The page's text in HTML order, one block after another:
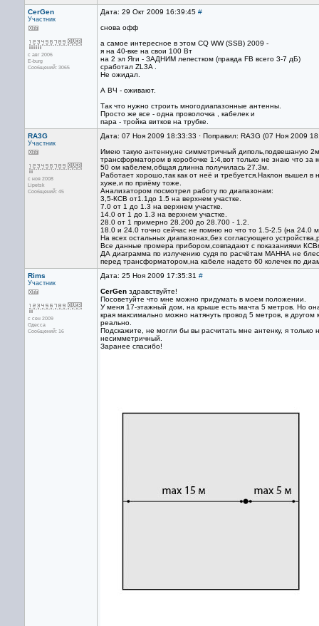
CerGen
Участник
с авг 2006
E-burg
Сообщений: 3065
Дата: 29 Окт 2009 16:39:45 #
снова офф
а самое интересное в этом CQ WW (SSB) 2009 -
я на 40-вке на свои 100 Вт
на 2 эл Яги - ЗАДНИМ лепестком (правда FB всего 3-7 дБ)
сработал ZL3A .
Не ожидал.
А ВЧ - оживают.
Так что нужно строить многодиапазонные антенны.
Просто же все - одна проволочка , кабелек и
пара - тройка витков на трубке.
RA3G
Участник
с ноя 2008
Lipetsk
Сообщений: 45
Дата: 07 Ноя 2009 18:33:33 · Поправил: RA3G (07 Ноя 2009
Имею такую антенну,не симметричный диполь,подвешаную
трансформатором в коробочке 1:4,вот только не знаю что
50 ом кабелем,общая длинна получилась 27.3м.
Работает хорошо,так как от неё и требуется.Наклон вышел
хуже,и по приёму тоже.
Анализатором посмотрел работу по диапазонам:
3,5-КСВ от1.1до 1.5 на верхнем участке.
7.0 от 1 до 1.3 на верхнем участке.
14.0 от 1 до 1.3 на верхнем участке.
28.0 от 1 примерно 28.200 до 28.700 - 1.2.
18.0 и 24.0 точно сейчас не помню но что то 1.5-2.5 (на 24.0
На всех остальных диапазонах,без согласующего
Все данные промера прибором,совпадают с показаниями
ДА диаграмма по излучению судя по расчётам МАННА не
перед трансформатором,на кабеле надето 60 колечек по
Rims
Участник
с сен 2009
Одесса
Сообщений: 16
Дата: 25 Ноя 2009 17:35:31 #
CerGen здравствуйте!
Посоветуйте что мне можно придумать в моем положении.
У меня 17-этажный дом, на крыше есть мачта 5 метров. Но
края максимально можно натянуть провод 5 метров, в
реально.
Подскажите, не могли бы вы расчитать мне антенку, я
несимметричный.
Заранее спасибо!